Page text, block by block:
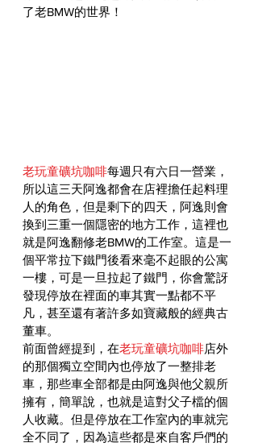
了老BMW的世界！
老玩童礦坑咖啡每週只有六日一營業，
所以這三天阿逸都會在店裡擔任起料理
人的角色，但是剩下的四天，阿逸則會
換到三重一個隱密的地方工作，這裡也
就是阿逸翻修老BMW的工作室。這是一
個平常拉下鐵門後看來毫不起眼的公寓
一樓，可是一旦拉起了鐵門，你會驚訝
發現停放在裡面的車其實一點都不平
凡，甚至還有著許多如寶藏般的經典古
董車。
前面曾經提到，在老玩童礦坑咖啡店外
的那個獨立空間內也停放了一整排老
車，那些車全部都是由阿逸與他父親所
擁有，簡單說，也就是這對父子檔的個
人收藏。但是停放在工作室內的車就完
全不同了，因為這些都是來自客戶們的